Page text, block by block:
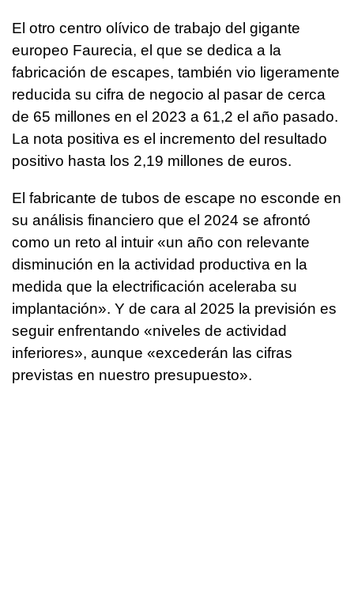
El otro centro olívico de trabajo del gigante
europeo Faurecia, el que se dedica a la
fabricación de escapes, también vio ligeramente
reducida su cifra de negocio al pasar de cerca
de 65 millones en el 2023 a 61,2 el año pasado.
La nota positiva es el incremento del resultado
positivo hasta los 2,19 millones de euros.
El fabricante de tubos de escape no esconde en
su análisis financiero que el 2024 se afrontó
como un reto al intuir «un año con relevante
disminución en la actividad productiva en la
medida que la electrificación aceleraba su
implantación». Y de cara al 2025 la previsión es
seguir enfrentando «niveles de actividad
inferiores», aunque «excederán las cifras
previstas en nuestro presupuesto».